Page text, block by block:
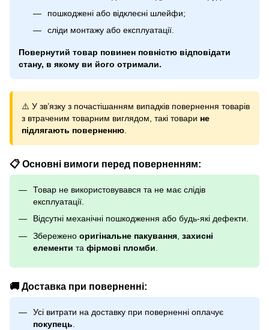
пошкоджені або відклеєні шлейфи;
сліди монтажу або експлуатації.
Повернутий товар повинен повністю відповідати
стану, в якому ви його отримали.
⚠️ У зв’язку з почастішанням випадків повернення товарів
з втраченим товарним виглядом, такі товари не
підлягають поверненню
📋 Основні вимоги перед поверненням:
Товар не використовувався та не має слідів
експлуатації.
Відсутні механічні пошкодження або будь-які дефекти.
Збережено оригінальне пакування захисні
елементи та фірмові пломби
🚚 Доставка при поверненні:
Усі витрати на доставку при поверненні оплачує
покупець